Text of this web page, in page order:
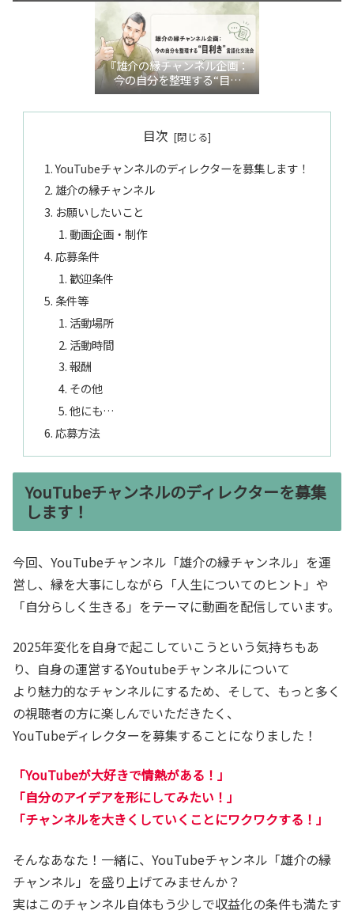
『雄介の縁チャンネル企画：
今の自分を整理する“目利
き”言語化交流会』
目次
YouTubeチャンネルのディレクターを募集します！
雄介の縁チャンネル
お願いしたいこと
動画企画・制作
応募条件
歓迎条件
条件等
活動場所
活動時間
報酬
その他
他にも…
応募方法
YouTubeチャンネルのディレクターを募集
します！
今回、YouTubeチャンネル「雄介の縁チャンネル」を運
営し、縁を大事にしながら「人生についてのヒント」や
「自分らしく生きる」をテーマに動画を配信しています。
2025年変化を自身で起こしていこうという気持ちもあ
り、自身の運営するYoutubeチャンネルについて
より魅力的なチャンネルにするため、そして、もっと多く
の視聴者の方に楽しんでいただきたく、
YouTubeディレクターを募集することになりました！
「YouTubeが大好きで情熱がある！」
「自分のアイデアを形にしてみたい！」
「チャンネルを大きくしていくことにワクワクする！」
そんなあなた！一緒に、YouTubeチャンネル「雄介の縁
チャンネル」を盛り上げてみませんか？
実はこのチャンネル自体もう少しで収益化の条件も満たす